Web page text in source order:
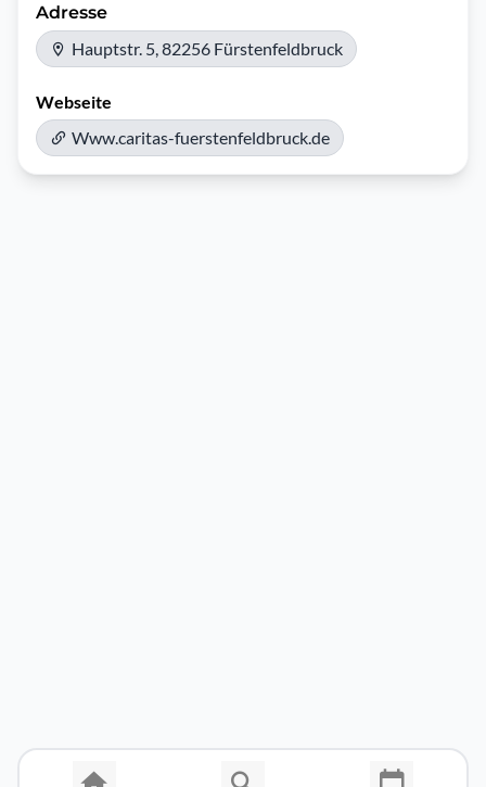
Adresse
Hauptstr. 5, 82256 Fürstenfeldbruck
Webseite
Www.caritas-fuerstenfeldbruck.de